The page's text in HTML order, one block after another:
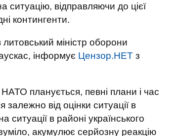
ситуацію, відправляючи до цієї
контингенти.
міністр оборони
інформує Цензор.НЕТ з
планується, певні плани і час
залежно від оцінки ситуації в
ситуації в районі українського
акумулює серйозну реакцію